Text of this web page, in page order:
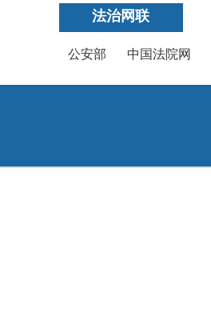
法治网联
公安部 中国法院网